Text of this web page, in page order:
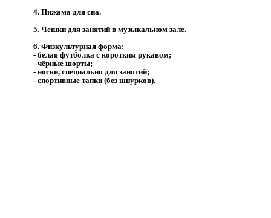
4. Пижама для сна.
5. Чешки для занятий в музыкальном зале.
6. Физкультурная форма:
- белая футболка с коротким рукавом;
- чёрные шорты;
- носки, специально для занятий;
- спортивные тапки (без шнурков).